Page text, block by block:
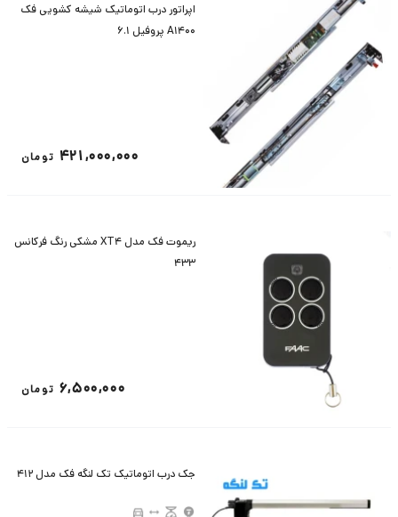
اپراتور درب اتوماتیک شیشه کشویی فک
A1400 پروفیل 6.1
421,000,000 تومان
ریموت فک مدل XT4 مشکی رنگ فرکانس
433
6,500,000 تومان
جک درب اتوماتیک تک لنگه فک مدل 412